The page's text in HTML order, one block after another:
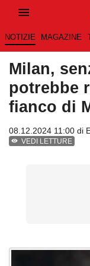
NOTIZIE MAGAZINE
Milan,
potrebbe
fianco di
08.12.2024 11:00 di
VEDI LETTURE